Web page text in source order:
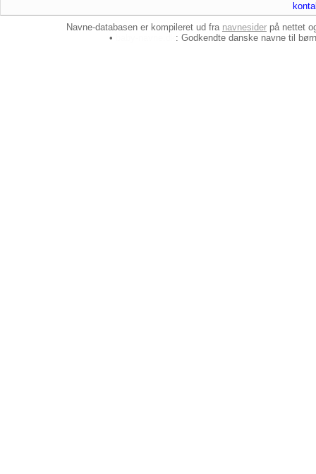
Navne-databasen er kompileret ud fra navnesider på nettet
•
: Godkendte danske navne til børn